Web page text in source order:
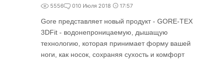
5556 010 Июля 2018 17:57
Gore представляет новый продукт - GORE-TEX
3DFit - водонепроницаемую, дышащую
технологию, которая принимает форму вашей
ноги, как носок, сохраняя сухость и комфорт